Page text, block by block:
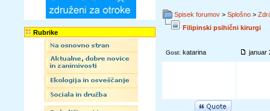
Rubrike
Spisek forumov > Splošno >
Filipinski psihični kirurgi
Gost: katarina januar